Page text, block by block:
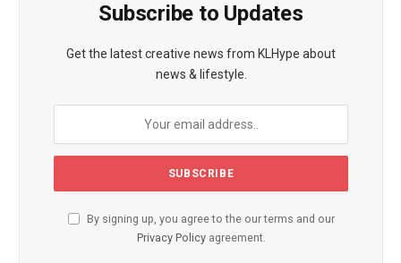
Subscribe to Updates
Get the latest creative news from KLHype about
news & lifestyle.
By signing up, you agree to the our terms and our
Privacy Policyagreement.